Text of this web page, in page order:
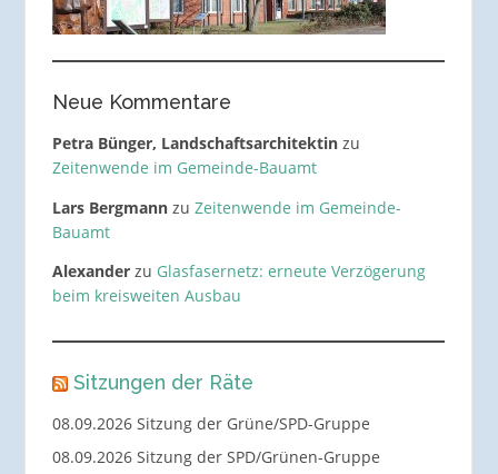
Neue Kommentare
Petra Bünger, Landschaftsarchitektinzu
Zeitenwende im Gemeinde-Bauamt
Lars Bergmannzu Zeitenwende im Gemeinde-
Bauamt
Alexanderzu Glasfasernetz: erneute Verzögerung
beim kreisweiten Ausbau
Sitzungen der Räte
08.09.2026 Sitzung der Grüne/SPD-Gruppe
08.09.2026 Sitzung der SPD/Grünen-Gruppe